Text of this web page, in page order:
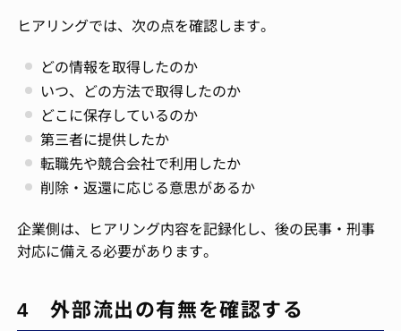
ヒアリングでは、次の点を確認します。
どの情報を取得したのか
いつ、どの方法で取得したのか
どこに保存しているのか
第三者に提供したか
転職先や競合会社で利用したか
削除・返還に応じる意思があるか
企業側は、ヒアリング内容を記録化し、後の民事・刑事
対応に備える必要があります。
4 外部流出の有無を確認する